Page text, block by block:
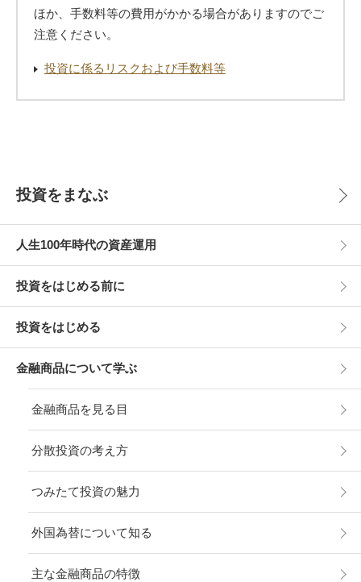
ほか、手数料等の費用がかかる場合がありますのでご
注意ください。
投資に係るリスクおよび手数料等
投資をまなぶ
人生100年時代の資産運用
投資をはじめる前に
投資をはじめる
金融商品について学ぶ
金融商品を見る目
分散投資の考え方
つみたて投資の魅力
外国為替について知る
主な金融商品の特徴